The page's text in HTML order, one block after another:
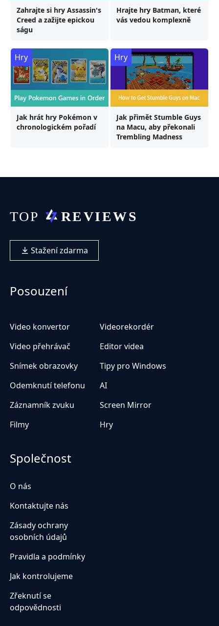
Zahrajte si hry Assassin's
Creed a zažijte epickou
ságu
Hrajte hry Batman, které
vás vedou komplexně
Jak hrát hry Pokémon v
chronologickém pořadí
Hry
Jak přimět Stumble Guys
na Macu, aby překonali
Trembling Madness
Hry
Stažení zdarma
Posouzení
Video konvertor
Videorekordér
Video přehrávač
Editor videa
Snímek obrazovky
Tipy pro Windows
Odemknutí telefonu
AI
Záznamník zvuku
Screen Mirror
Filmy
Hry
Společnost
O nás
Kontaktujte nás
Zásady ochrany
osobních údajů
Pravidla a podmínky
Jak kontrolujeme
Zřeknutí se
odpovědnosti